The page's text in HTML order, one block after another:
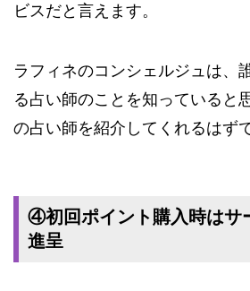
ビスだと言えます。
ラフィネのコンシェルジュは、
る占い師のことを知っていると
の占い師を紹介してくれるはず
④初回ポイント購入時はサ
進呈